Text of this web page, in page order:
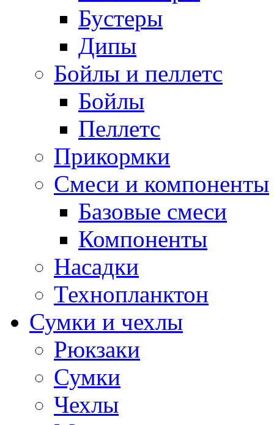
Бустеры
Дипы
Бойлы и пеллетс
Бойлы
Пеллетс
Прикормки
Смеси и компоненты
Базовые смеси
Компоненты
Насадки
Технопланктон
Сумки и чехлы
Рюкзаки
Сумки
Чехлы